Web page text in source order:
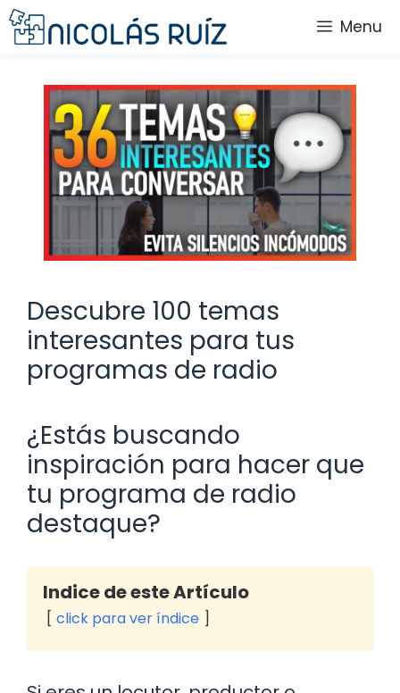
Saltar
al
Menu
Descubre 100 temas
interesantes para tus
programas de radio
¿Estás buscando
inspiración para hacer que
tu programa de radio
destaque?
Indice de este Artículo
click para ver índice